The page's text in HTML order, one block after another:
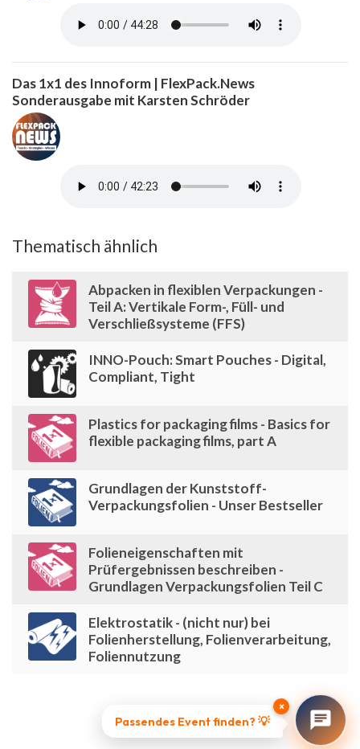
Das 1x1 des Innoform | FlexPack.News
Sonderausgabe mit Karsten Schröder
Thematisch ähnlich
Abpacken in flexiblen Verpackungen -
Teil A: Vertikale Form-, Füll- und
Verschließsysteme (FFS)
INNO-Pouch: Smart Pouches - Digital,
Compliant, Tight
Plastics for packaging films - Basics for
flexible packaging films, part A
Grundlagen der Kunststoff-
Verpackungsfolien - Unser Bestseller
Folieneigenschaften mit
Prüfergebnissen beschreiben -
Grundlagen Verpackungsfolien Teil C
Elektrostatik - (nicht nur) bei
Folienherstellung, Folienverarbeitung,
Foliennutzung
×
Passendes Event finden? 💡